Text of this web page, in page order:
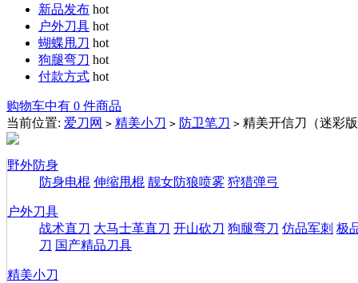
新品发布 hot
户外刀具 hot
蝴蝶甩刀 hot
狗腿弯刀 hot
付款方式 hot
购物车中有 0 件商品
当前位置: 爱刀网 > 精美小刀 > 防卫笔刀 > 精美开信刀（迷彩
野外防身
防身电棍 伸缩甩棍 靓女防狼喷雾 狩猎弹弓
户外刀具
战术直刀 大马士革直刀 开山砍刀 狗腿弯刀 仿品军刺 极
刀 国产精品刀具
精美小刀